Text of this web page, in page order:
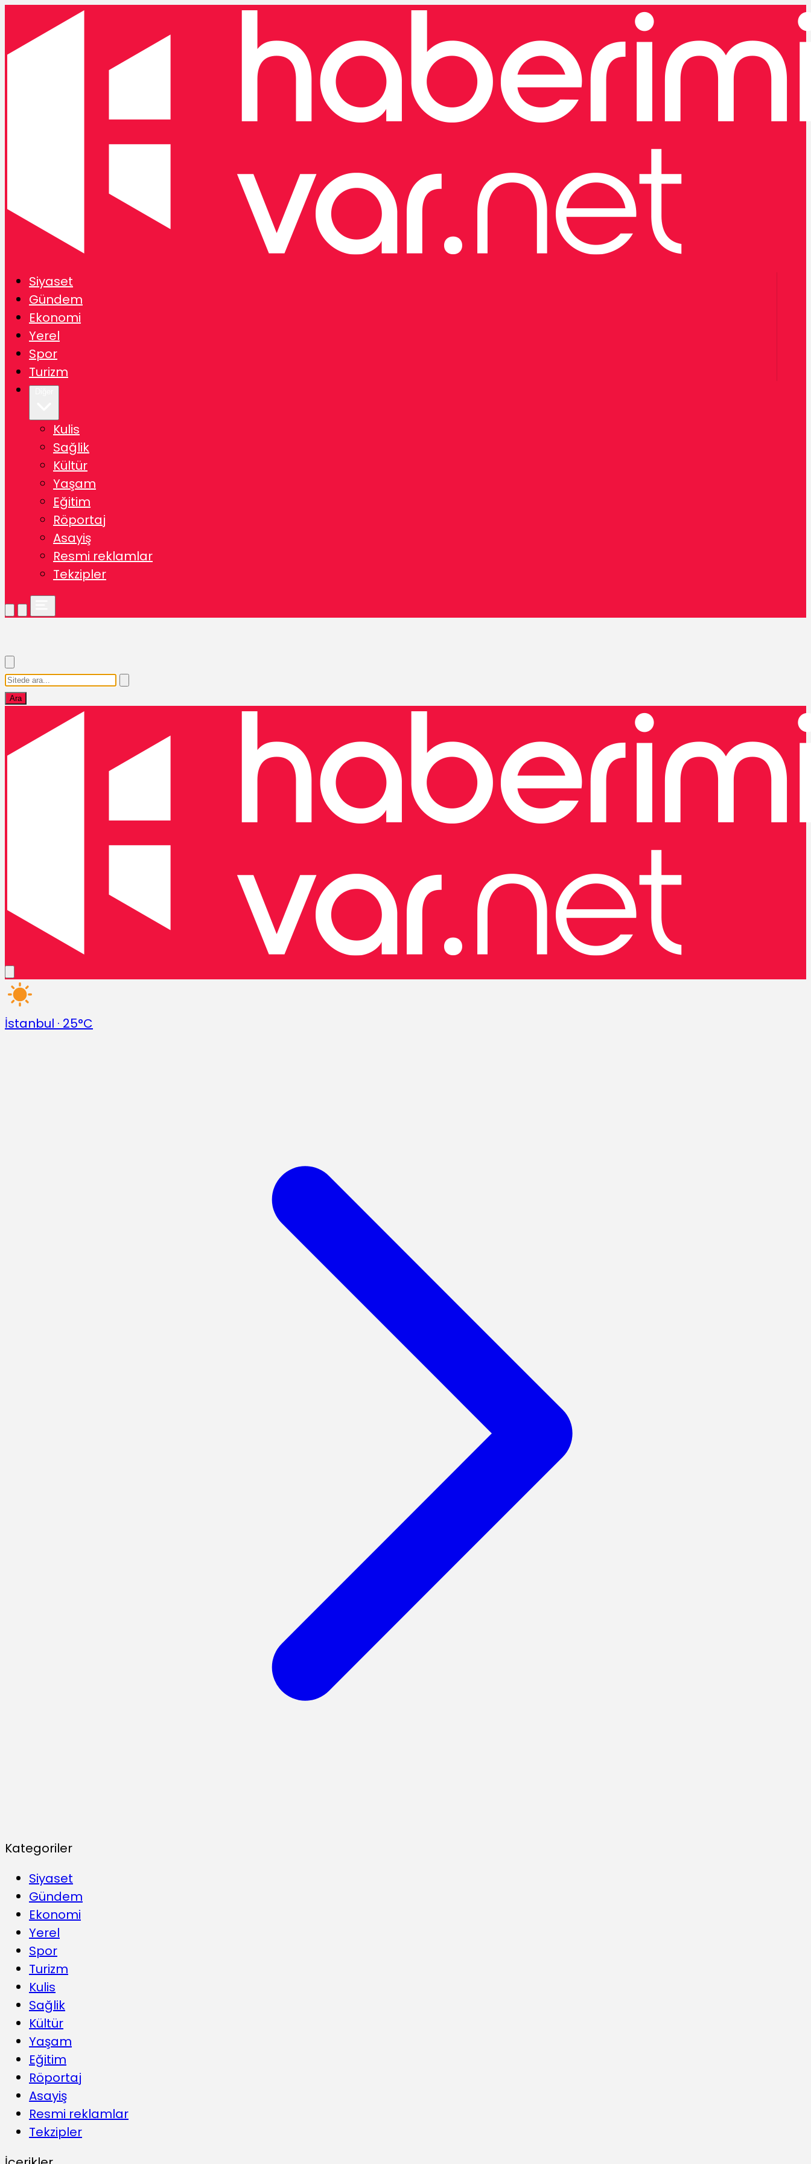
Siyaset
Gündem
Ekonomi
Yerel
Spor
Turizm
Kulis
Sağlik
Kültür
Yaşam
Eğitim
Röportaj
Asayiş
Resmi reklamlar
Tekzipler
Ara
İstanbul · 25°C
Kategoriler
Siyaset
Gündem
Ekonomi
Yerel
Spor
Turizm
Kulis
Sağlik
Kültür
Yaşam
Eğitim
Röportaj
Asayiş
Resmi reklamlar
Tekzipler